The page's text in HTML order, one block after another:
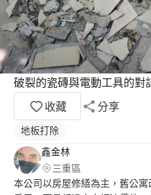
破裂的瓷磚與電動工具的對
收藏
分享
地板打除
鑫金林
三重區
本公司以房屋修繕為主，舊公